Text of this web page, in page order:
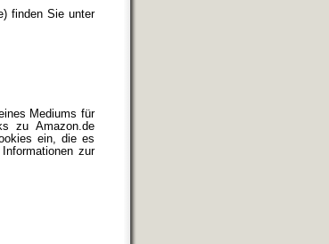
finden Sie unter
Mediums für
zu Amazon.de
ein, die es
zur